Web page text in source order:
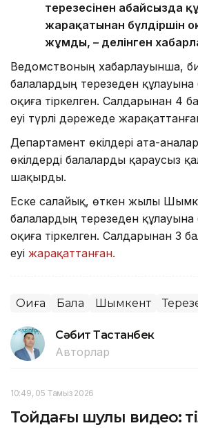
терезесінен абайсызда
жарақатынан бүлдіршін
жұмды, – делінген
Ведомствоның хабарлауынша,
балалардың терезеден
оқиға тіркелген. Салдарынан 4
еуі түрлі дәрежеде
Департамент өкілдері ата-
өкілдерді балаларды қараусыз
шақырды.
Еске салайық, өткен жылы
балалардың терезеден
оқиға тіркелген. Салдарынан 3
еуі жарақаттанған.
Оқиға Бала Шымкент
Сәбит Тастанбек
Авторлар
10:49, 05 Тамыз 2026
Тойдағы шулы видео: